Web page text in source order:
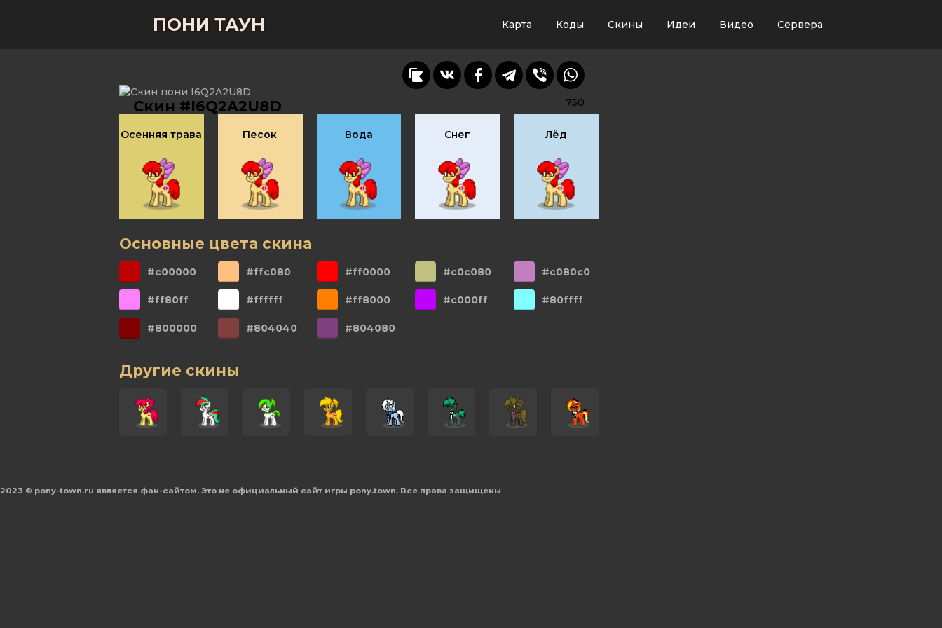
ПОНИ ТАУН Карта Коды Скины Идеи Видео Сервера
Скин #I6Q2A2U8D 750
Осенняя трава Песок Вода Снег Лёд
Основные цвета скина
#c00000 #ffc080 #ff0000 #c0c080 #c080c0
#ff80ff #ffffff #ff8000 #c000ff #80ffff
#800000 #804040 #804080
Другие скины
2023 © pony-town.ru является фан-сайтом. Это не официальный сайт игры pony.town. Все права защищены